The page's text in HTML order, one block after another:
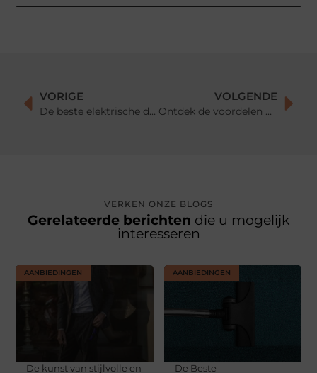
VORIGE
De beste elektrische deken
VOLGENDE
Ontdek de voordelen van maatkasten
VERKEN ONZE BLOGS
Gerelateerde berichten die u mogelijk
interesseren
AANBIEDINGEN
De kunst van stijlvolle en
AANBIEDINGEN
De Beste